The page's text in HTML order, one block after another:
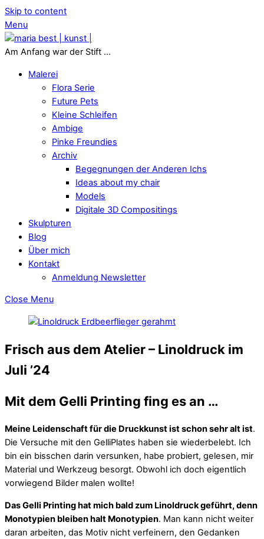
Skip to content
Menu
Am Anfang war der Stift ...
Malerei
Flora Serie
Future Pets
Kleine Schleifen
Ambige
Pinke Freundies
Archiv
Begegnungen der Anderen Ichs
Ideas about my chair
Models
Digitale 3D Compositings
Skulpturen
Blog
Über mich
Kontakt
Anmeldung Newsletter
Close Menu
Frisch aus dem Atelier – Linoldruck im
Juli ’24
Mit dem Gelli Printing fing es an …
Meine Leidenschaft für die Druckkunst ist schon sehr alt ist.
Die Versuche mit den GelliPlates haben sie wiederbelebt. Ich
bin ein bisschen darin versunken, habe probiert, gelesen, mir
Material und Werkzeug besorgt. Obwohl ich doch eigentlich
vorwiegend Bilder malen wollte!
Das Gelli Printing hat mich bald zum Linoldruck geführt, denn
Monotypien bleiben halt Monotypien. Man kann nicht weiter
daran arbeiten, das Motiv nicht verfeinern, den Gedanken